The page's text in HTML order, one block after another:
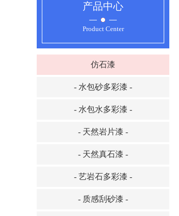
产品中心
Product Center
仿石漆
- 水包砂多彩漆 -
- 水包水多彩漆 -
- 天然岩片漆 -
- 天然真石漆 -
- 艺岩石多彩漆 -
- 质感刮砂漆 -